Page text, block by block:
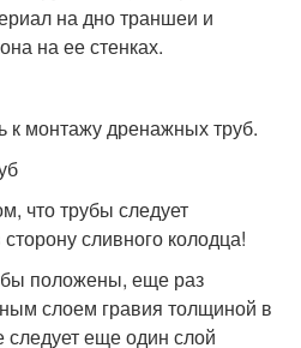
на дно траншеи и
на ее стенках.
к монтажу дренажных труб.
что трубы следует
сливного колодца!
положены, еще раз
слоем гравия толщиной в
следует еще один слой